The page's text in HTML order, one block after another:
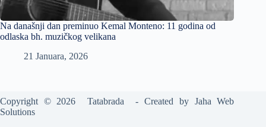
Na današnji dan preminuo Kemal Monteno: 11 godina od
odlaska bh. muzičkog velikana
21 Januara, 2026
Copyright © 2026 Tatabrada - Created by Jaha Web
Solutions